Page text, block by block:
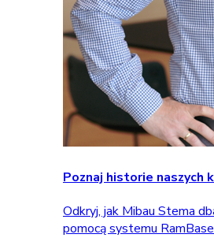
Poznaj historie naszych
Odkryj, jak Mibau Stema
pomocą systemu